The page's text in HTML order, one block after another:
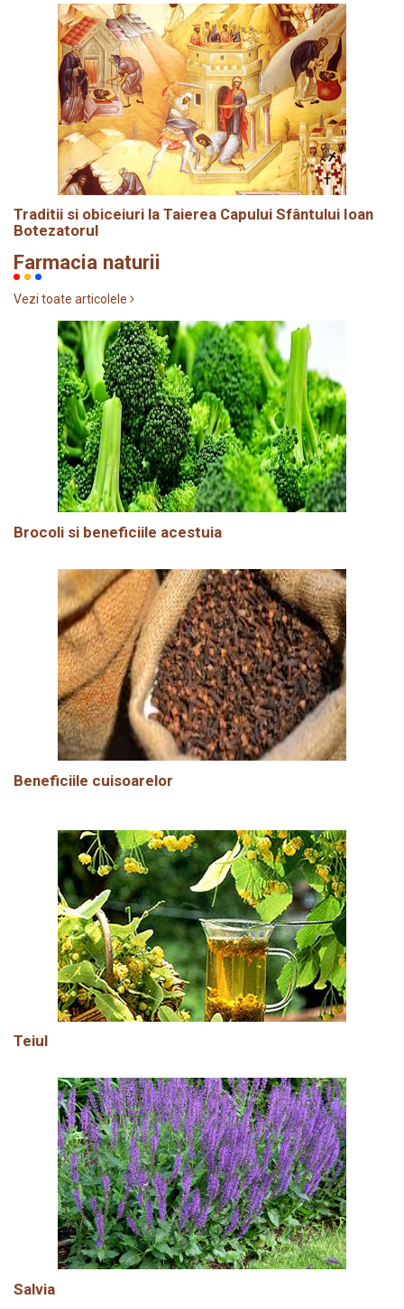
Traditii si obiceiuri la Taierea Capului Sfântului Ioan
Botezatorul
Farmacia naturii
Vezi toate articolele
Brocoli si beneficiile acestuia
Beneficiile cuisoarelor
Teiul
Salvia